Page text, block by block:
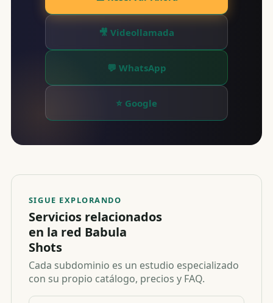
🎥 Videollamada
💬 WhatsApp
⭐ Google
SIGUE EXPLORANDO
Servicios relacionados
en la red Babula
Shots
Cada subdominio es un estudio especializado
con su propio catálogo, precios y FAQ.